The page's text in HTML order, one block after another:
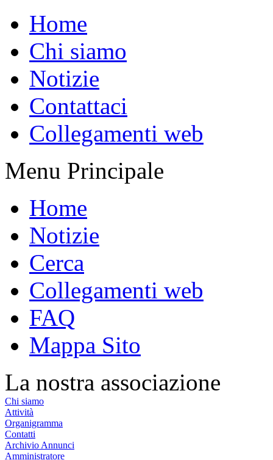
Home
Chi siamo
Notizie
Contattaci
Collegamenti web
Menu Principale
Home
Notizie
Cerca
Collegamenti web
FAQ
Mappa Sito
La nostra associazione
Chi siamo
Attività
Organigramma
Contatti
Archivio Annunci
Amministratore